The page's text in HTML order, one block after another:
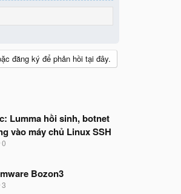
đăng ký để phản hồi tại đây.
Lumma hồi sinh, botnet
vào máy chủ Linux SSH
0
Bozon3
3